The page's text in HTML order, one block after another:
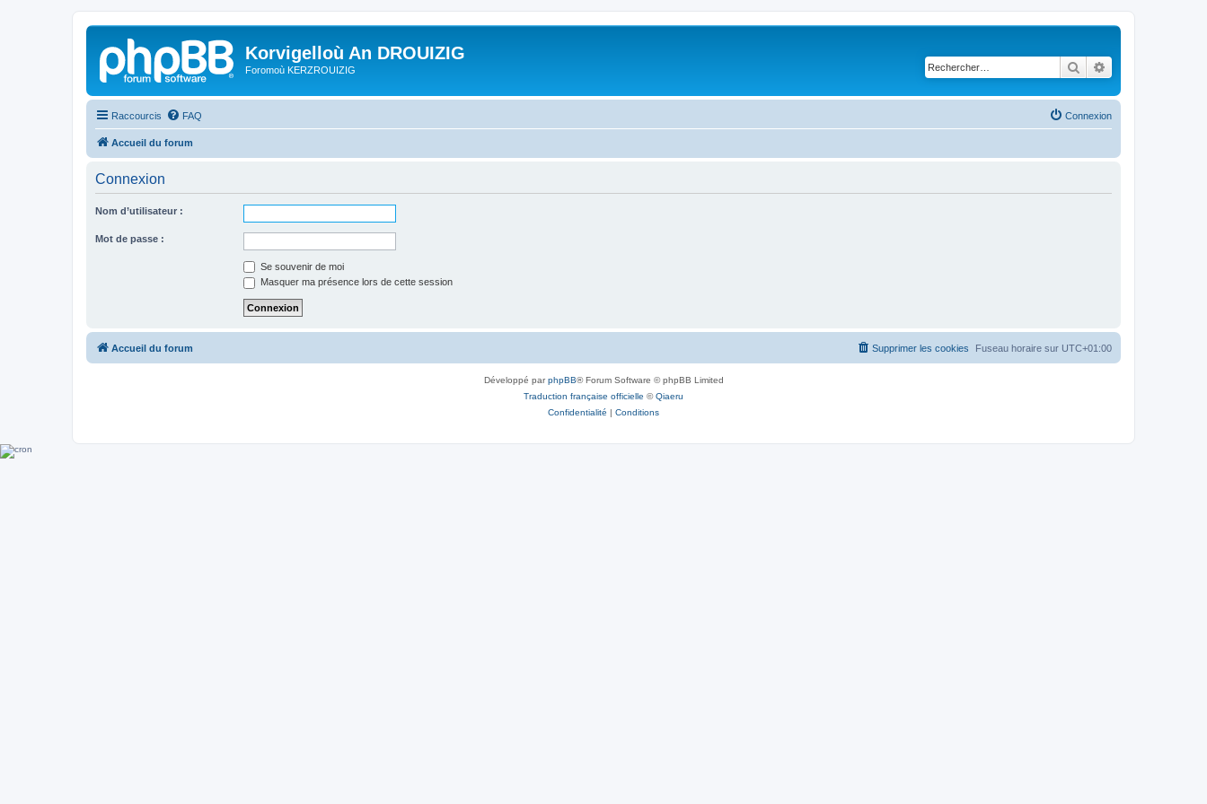
Korvigelloù An DROUIZIG
Foromoù KERZROUIZIG Rechercher
Raccourcis FAQ Connexion
Accueil du forum
Connexion
Nom d’utilisateur :
Mot de passe :
Se souvenir de moi
Masquer ma présence lors de cette session
Accueil du forum Fuseau horaire sur UTC+01:00
Supprimer les cookies
Développé parphpBB® Forum Software © phpBB Limited
Traduction française officielle ©Qiaeru
Confidentialité | Conditions